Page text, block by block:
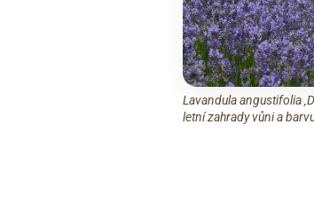
Lavandula angustifolia
letní zahrady vůni a